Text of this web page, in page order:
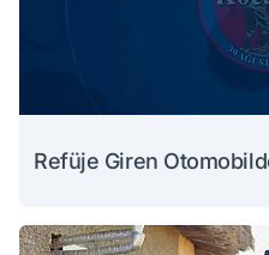
Refüje Giren